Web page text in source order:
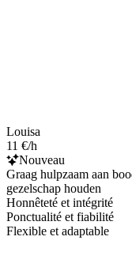
Louisa
11 €/h
Nouveau
Graag hulpzaam aan
gezelschap houden
Honnêteté et intégrité
Ponctualité et fiabilité
Flexible et adaptable